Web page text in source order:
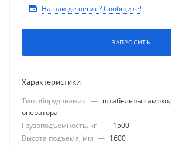
Нашли дешевле? Сообщите!
ЗАПРОСИТЬ
Характеристики
Тип оборудования — штабелеры
оператора
Грузоподъемность, кг — 1500
Высота подъема, мм — 1600